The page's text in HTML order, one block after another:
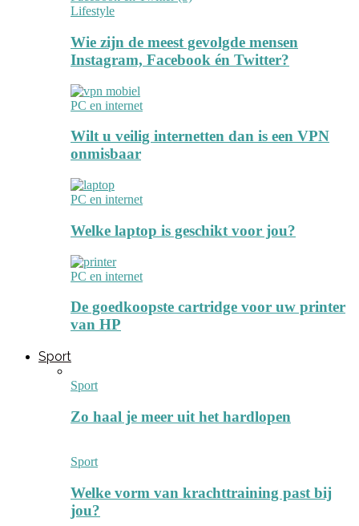
Lifestyle
Wie zijn de meest gevolgde mensen
Instagram, Facebook én Twitter?
PC en internet
Wilt u veilig internetten dan is een VPN
onmisbaar
PC en internet
Welke laptop is geschikt voor jou?
PC en internet
De goedkoopste cartridge voor uw printer
van HP
Sport
Sport
Zo haal je meer uit het hardlopen
Sport
Welke vorm van krachttraining past bij
jou?